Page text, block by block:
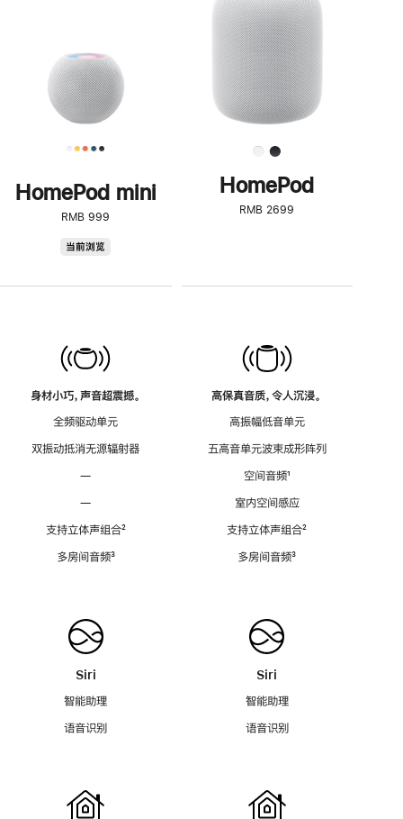
HomePod mini
RMB 999
当前浏览
身材小巧，声音超震撼。
全频驱动单元
双振动抵消无源辐射器
—
—
支持立体声组合脚
²
多房间音频脚
³
Siri
智能助理
语音识别
了
解
HomePod<
HomePod
RMB 2699
高保真音质，令人沉浸。
高振幅低音单元
五高音单元波束成形阵列
空间音频脚
¹
室内空间感应
支持立体声组合脚
²
多房间音频脚
³
Siri
智能助理
语音识别